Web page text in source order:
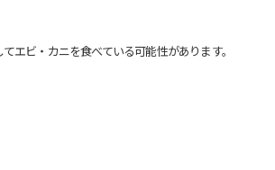
ビ・カニを食べている可能性があります。